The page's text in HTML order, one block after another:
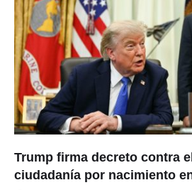
Trump firma decreto contra
ciudadanía por nacimiento